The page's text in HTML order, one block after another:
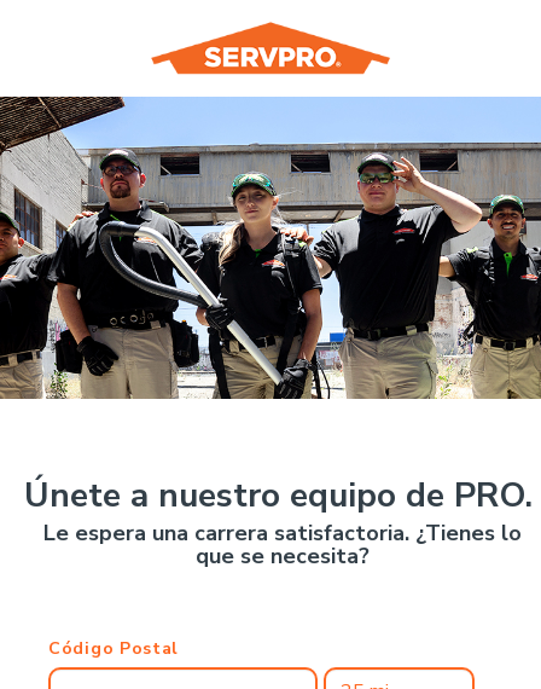
Únete a nuestro equipo de PRO.
Le espera una carrera satisfactoria. ¿Tienes lo
que se necesita?
Código Postal